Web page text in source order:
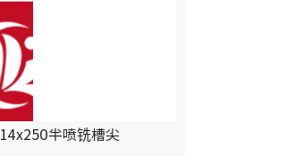
14x250半喷铣槽尖